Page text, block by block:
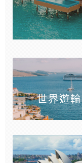
世界遊輪